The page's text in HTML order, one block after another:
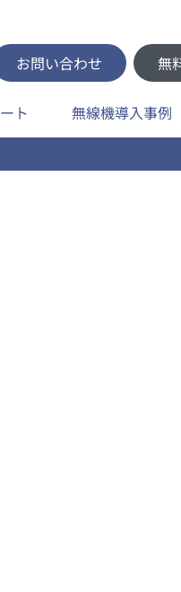
お問い合わせ 無
ト 無線機導入事例